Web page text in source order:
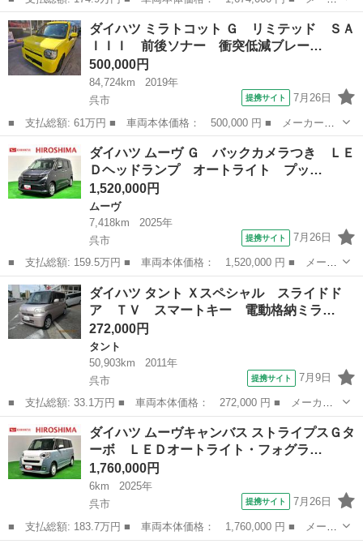
ー名： ダイハツ ■ 車種名： ムーヴ ■ グレード名： ＲＳ Ｌ
ＥＤオートライト・フォグランプ 電動パーキングブレーキ プッシ
ュボタン...
広島 呉市 ムーヴ
ダイハツ ミラトコット Ｇ リミテッド ＳＡ
ＩＩＩ 前後ソナー 衝突低減ブレー…
500,000円
84,724km
2019年
呉市
提携サイト 7月26日
■ 支払総額: 61万円 ■ 車両本体価格： 500,000 円 ■ メーカー
名： ダイハツ ■ 車種名： ミラトコット ■ グレード名： Ｇ
リミテッド ＳＡＩＩＩ 前後ソナー 衝突低減ブレーキ サイドエ
アバック 横滑り...
広島 呉市 ダイハツ
ダイハツ ムーヴ Ｇ バックカメラつき ＬＥ
Ｄヘッドランプ オートライト プッ…
1,520,000円
ムーヴ
7,418km
2025年
呉市
提携サイト 7月26日
■ 支払総額: 159.5万円 ■ 車両本体価格： 1,520,000 円 ■ メーカ
ー名： ダイハツ ■ 車種名： ムーヴ ■ グレード名： Ｇ バッ
クカメラつき ＬＥＤヘッドランプ オートライト プッシュボタン
スタート...
広島 呉市 ムーヴ
ダイハツ タント Ｘスペシャル スライドド
ア ＴＶ スマートキー 電動格納ミラ…
272,000円
タント
50,903km
2011年
呉市
提携サイト 7月9日
■ 支払総額: 33.1万円 ■ 車両本体価格： 272,000 円 ■ メーカー
名： ダイハツ ■ 車種名： タント ■ グレード名： Ｘスペシャ
ル スライドドア ＴＶ スマートキー 電動格納ミラー ベンチシ
ート ＣＶＴ...
広島 呉市 タント
ダイハツ ムーヴキャンバス ストライプスＧタ
ーボ ＬＥＤオートライト・フォグラ…
1,760,000円
6km
2025年
呉市
提携サイト 7月26日
■ 支払総額: 183.7万円 ■ 車両本体価格： 1,760,000 円 ■ メーカ